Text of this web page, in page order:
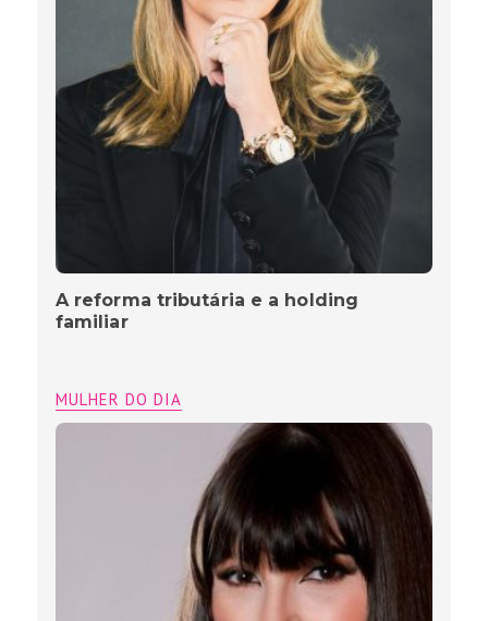
A reforma tributária e a holding
familiar
MULHER DO DIA